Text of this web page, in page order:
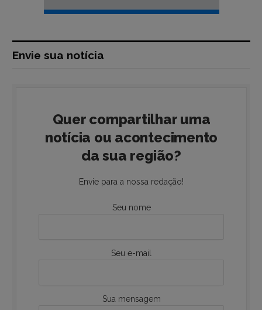
Envie sua notícia
Quer compartilhar uma
notícia ou acontecimento
da sua região?
Envie para a nossa redação!
Seu nome
Seu e-mail
Sua mensagem